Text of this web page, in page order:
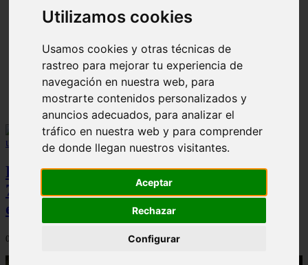
Utilizamos cookies
Usamos cookies y otras técnicas de
rastreo para mejorar tu experiencia de
navegación en nuestra web, para
mostrarte contenidos personalizados y
anuncios adecuados, para analizar el
tráfico en nuestra web y para comprender
de donde llegan nuestros visitantes.
Aceptar
Rechazar
Configurar
▷ Zona Azul Córdoba 《 Horarios y Tarifas 2024 》
Peugeot acelera en el mercado español:
7.062 matriculaciones y un 5,9% de cuota
en julio
06/08/2026